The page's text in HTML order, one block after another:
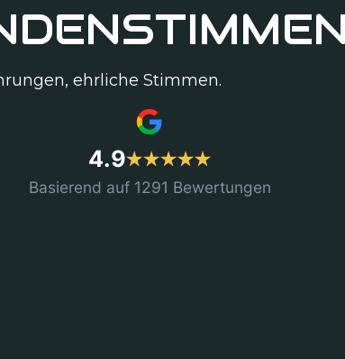
ehrliche Stimmen.
4.9
Basierend auf 1291 Bewertungen